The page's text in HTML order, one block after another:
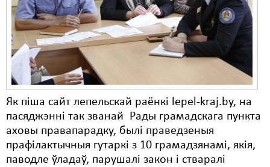
Як піша сайт лепельскай раёнкі lepel-kraj.by, на
пасяджэнні так званай Рады грамадскага пункта
аховы правапарадку, былі праведзеныя
прафілактычныя гутаркі з 10 грамадзянамі, якія,
паводле ўладаў, парушалі закон і стваралі
Карная псыхіятрыя
КПЧ ААН
Культурныя правы
ЛПП
Мігранты
Мірныя сходы
Палітвязьні